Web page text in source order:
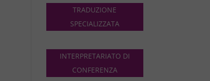
TRADUZIONE
SPECIALIZZATA
INTERPRETARIATO DI
CONFERENZA